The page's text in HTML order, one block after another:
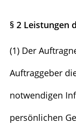
§ 2 Leistungen
(1) Der
Auftraggeber
notwendigen
persönlichen